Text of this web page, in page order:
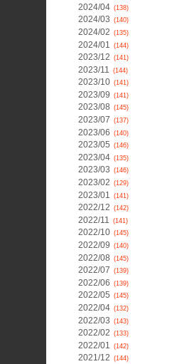
2024/04 (138)
2024/03 (140)
2024/02 (135)
2024/01 (144)
2023/12 (141)
2023/11 (144)
2023/10 (141)
2023/09 (141)
2023/08 (145)
2023/07 (137)
2023/06 (140)
2023/05 (146)
2023/04 (135)
2023/03 (146)
2023/02 (129)
2023/01 (141)
2022/12 (142)
2022/11 (141)
2022/10 (145)
2022/09 (140)
2022/08 (145)
2022/07 (139)
2022/06 (139)
2022/05 (145)
2022/04 (132)
2022/03 (143)
2022/02 (133)
2022/01 (142)
2021/12 (144)